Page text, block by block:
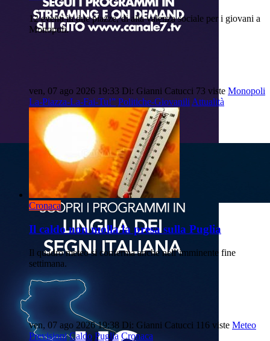
12 eventi in due piazze, di alta valenza sociale per i giovani a
Monopoli.
ven, 07 ago 2026 19:33 Di: Gianni Catucci 73 viste Monopoli
La-Piazza-La-Fai-Tu!” Politiche-Giovanili Attualità
Cronaca
Il caldo non molla la presa sulla Puglia
Il quadro meteo si conferma anche nell’imminente fine
settimana.
ven, 07 ago 2026 19:38 Di: Gianni Catucci 116 viste Meteo
Previsioni Caldo Puglia Cronaca